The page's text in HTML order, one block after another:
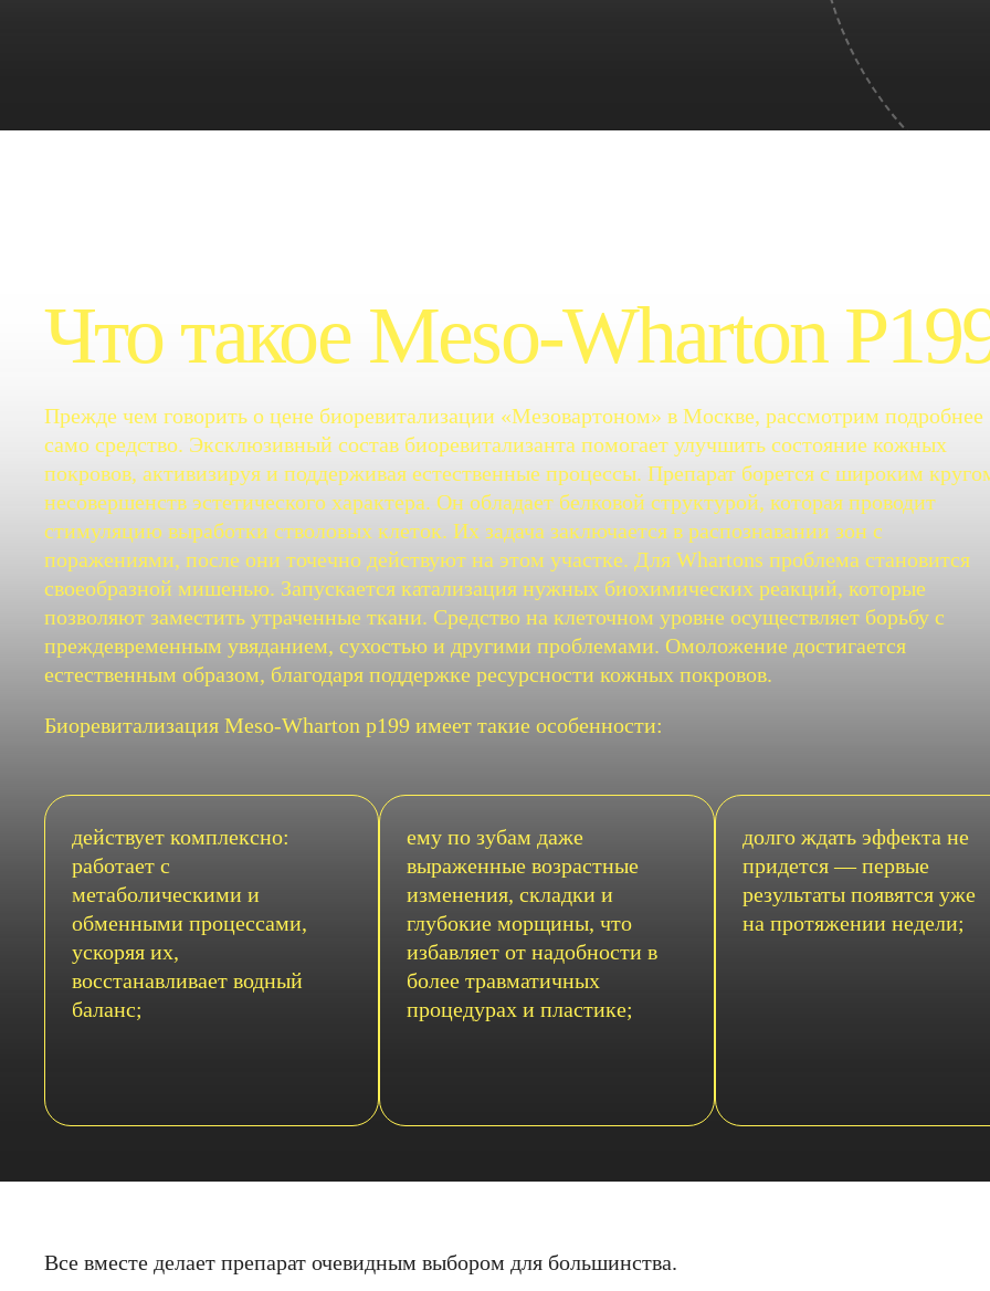
Что такое Meso-Wharton
Прежде чем говорить о цене биоревитализации «Мезовартоном» в Москве, рассмотрим подробнее
само средство. Эксклюзивный состав биоревитализанта помогает улучшить состояние кожных
покровов, активизируя и поддерживая естественные процессы. Препарат борется с широким
несовершенств эстетического характера. Он обладает белковой структурой, которая проводит
стимуляцию выработки стволовых клеток. Их задача заключается в распознавании зон с
поражениями, после они точечно действуют на этом участке. Для Whartons проблема становится
своеобразной мишенью. Запускается катализация нужных биохимических реакций, которые
позволяют заместить утраченные ткани. Средство на клеточном уровне осуществляет борьбу с
преждевременным увяданием, сухостью и другими проблемами. Омоложение достигается
естественным образом, благодаря поддержке ресурсности кожных покровов.
Биоревитализация Meso-Wharton p199 имеет такие особенности:
действует комплексно:
работает с
метаболическими и
обменными процессами,
ускоряя их,
восстанавливает водный
баланс;
ему по зубам даже
выраженные возрастные
изменения, складки и
глубокие морщины, что
избавляет от надобности в
более травматичных
процедурах и пластике;
долго ждать эффекта не
придется — первые
результаты появятся уже
на протяжении недели;
Все вместе делает препарат очевидным выбором для большинства.